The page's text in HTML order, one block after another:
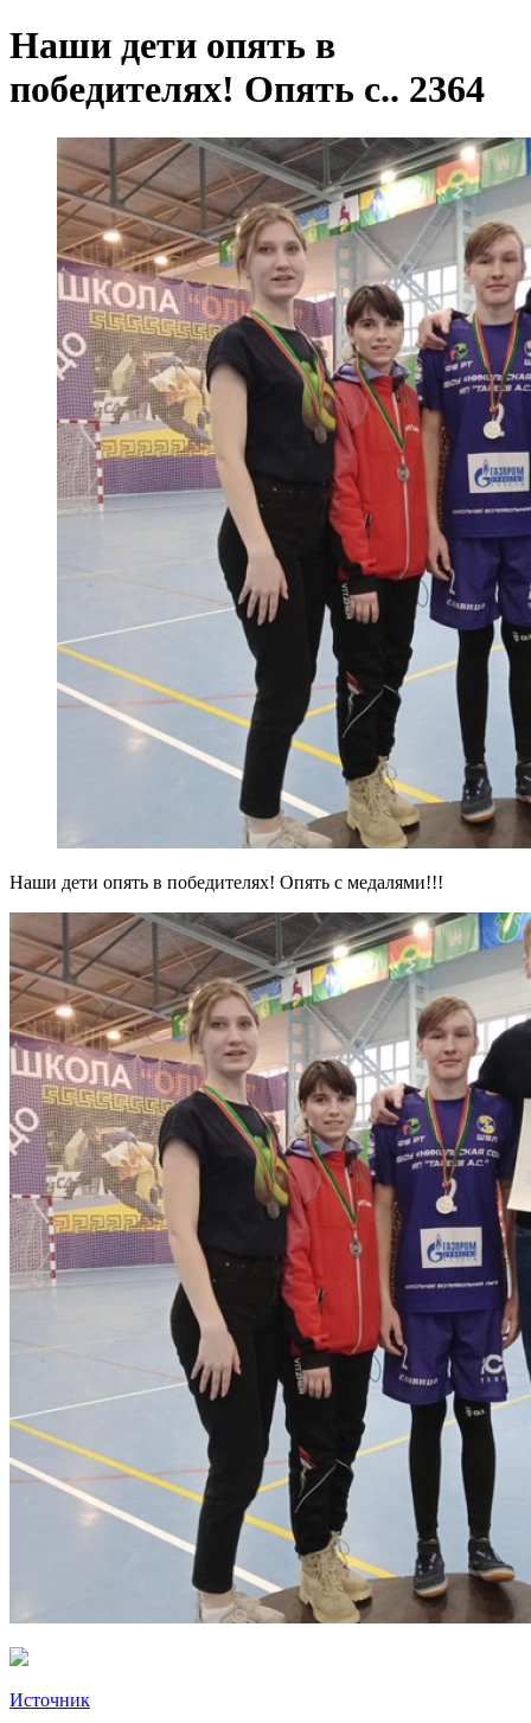
Наши дети опять в
победителях! Опять с.. 2364
Наши дети опять в победителях! Опять с медалями!!!
Источник